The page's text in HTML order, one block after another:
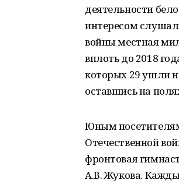
деятельности
интересом
войны местная
вплоть до 2018
которых 29 ушли
оставшись на
Юным
Отечественной
фронтовая
А.В. Жукова.